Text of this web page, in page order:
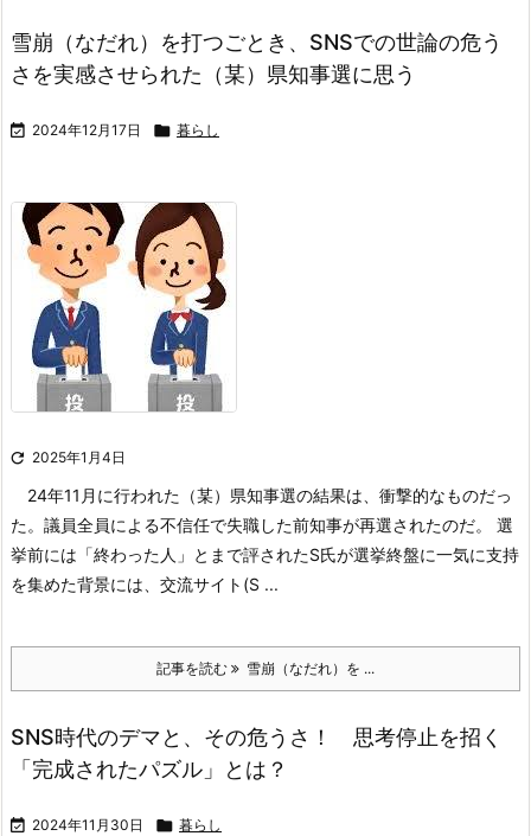
雪崩（なだれ）を打つごとき、SNSでの世論の危う
さを実感させられた（某）県知事選に思う
 2024年12月17日  暮らし
 2025年1月4日
24年11月に行われた（某）県知事選の結果は、衝撃的なものだっ
た。 議員全員による不信任で失職した前知事が再選されたのだ。 選
挙前には「終わった人」とまで評されたS氏が選挙終盤に一気に支持
を集めた背景には、交流サイト(S ...
記事を読む 雪崩（なだれ）を ...
SNS時代のデマと、その危うさ！ 思考停止を招く
「完成されたパズル」とは？
 2024年11月30日  暮らし